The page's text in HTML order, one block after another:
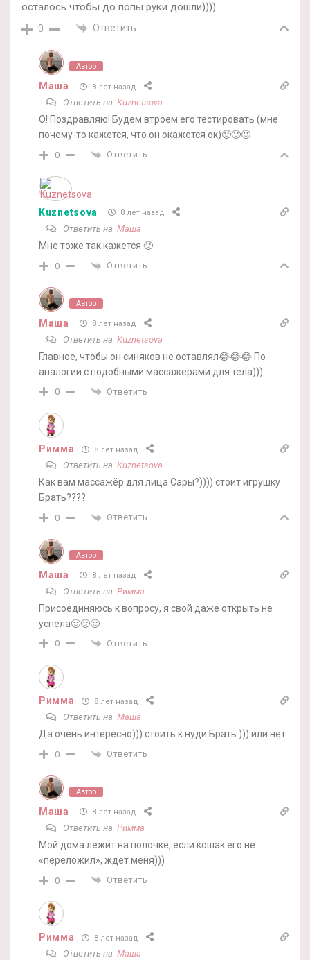
осталось чтобы до попы руки дошли))))
0 Ответить
Автор
Маша 8 лет назад
Ответить на Kuznetsova
О! Поздравляю! Будем втроем его тестировать (мне
почему-то кажется, что он окажется ок)🙂🙂🙂
0 Ответить
Kuznetsova 8 лет назад
Ответить на Маша
Мне тоже так кажется 🙂
0 Ответить
Автор
Маша 8 лет назад
Ответить на Kuznetsova
Главное, чтобы он синяков не оставлял😂😂😂 По
аналогии с подобными массажерами для тела)))
0 Ответить
Римма 8 лет назад
Ответить на Kuznetsova
Как вам массажёр для лица Сары?)))) стоит игрушку
Брать????
0 Ответить
Автор
Маша 8 лет назад
Ответить на Римма
Присоединяюсь к вопросу, я свой даже открыть не
успела🙂🙂🙂
0 Ответить
Римма 8 лет назад
Ответить на Маша
Да очень интересно))) стоить к нуди Брать ))) или нет
0 Ответить
Автор
Маша 8 лет назад
Ответить на Римма
Мой дома лежит на полочке, если кошак его не
«переложил», ждет меня)))
0 Ответить
Римма 8 лет назад
Ответить на Маша